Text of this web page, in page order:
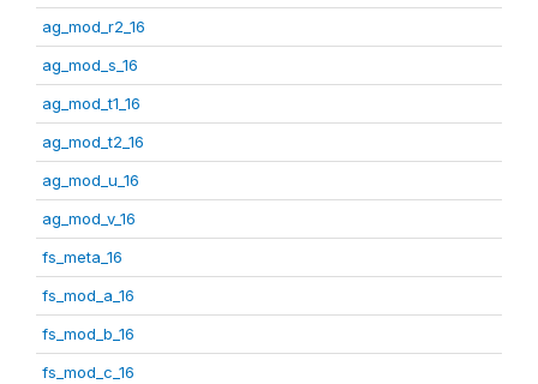
ag_mod_r2_16
ag_mod_s_16
ag_mod_t1_16
ag_mod_t2_16
ag_mod_u_16
ag_mod_v_16
fs_meta_16
fs_mod_a_16
fs_mod_b_16
fs_mod_c_16